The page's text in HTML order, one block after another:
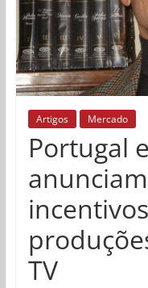
Artigos Mercado
Portugal
TV